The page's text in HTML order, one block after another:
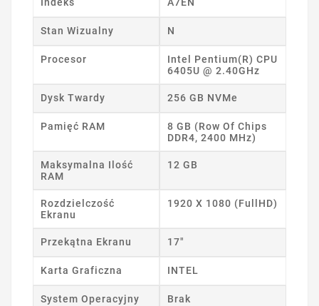
Stan Wizualny N
Procesor
Intel Pentium(R) CPU
6405U @ 2.40GHz
Dysk Twardy 256 GB NVMe
Pamięć RAM
8 GB (Row Of Chips
DDR4, 2400 MHz)
Maksymalna Ilość
RAM
12 GB
Rozdzielczość
Ekranu
1920 X 1080 (FullHD)
Przekątna Ekranu 17"
Karta Graficzna INTEL
System Operacyjny Brak